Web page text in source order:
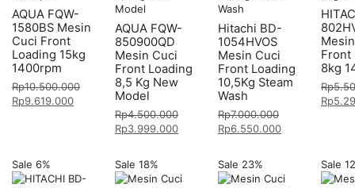
AQUA FQW-
1580BS Mesin
Cuci Front
Loading 15kg
1400rpm
Rp10.500.000
Rp9.619.000
AQUA FQW-
850900QD
Mesin Cuci
Front Loading
8,5 Kg New
Model
Rp4.500.000
Rp3.999.000
Hitachi BD-
1054HVOS
Mesin Cuci
Front Loading
10,5Kg Steam
Wash
Rp7.000.000
Rp6.550.000
Front
8kg
Rp
Rp
Sale 6% Sale 18% Sale 23% Sale